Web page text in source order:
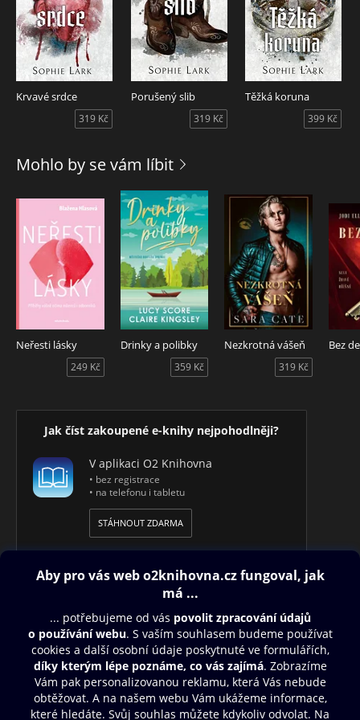
Krvavé srdce
319 Kč
Porušený slib
319 Kč
Těžká koruna
399 Kč
Mohlo by se vám líbit
Neřesti lásky
249 Kč
Drinky a polibky
359 Kč
Nezkrotná vášeň
319 Kč
Bez
Jak číst zakoupené e-knihy nejpohodlněji?
V aplikaci O2 Knihovna
• bez registrace
• na telefonu i tabletu
STÁHNOUT ZDARMA
Obsah ke stažení
Moje O2 Knihovna
Další zábava